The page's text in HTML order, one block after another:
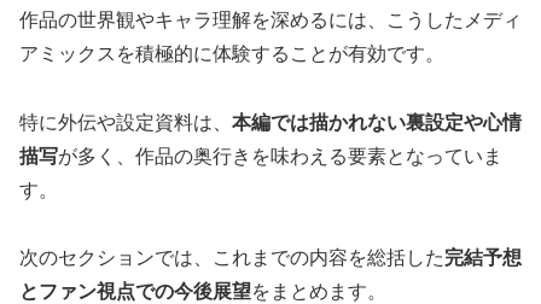
作品の世界観やキャラ理解を深めるには、こうしたメディ
アミックスを積極的に体験することが有効です。
特に外伝や設定資料は、 本編では描かれない裏設定や心情
描写が多く、作品の奥行きを味わえる要素となっていま
す。
次のセクションでは、これまでの内容を総括した完結予想
とファン視点での今後展望をまとめます。